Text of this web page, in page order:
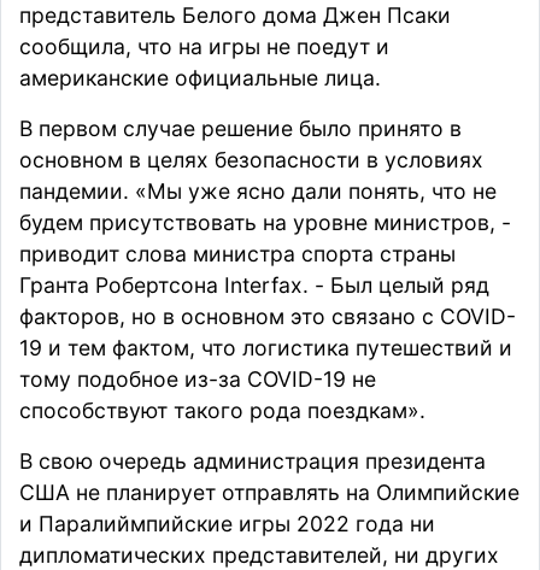
представитель Белого дома Джен Псаки
сообщила, что на игры не поедут и
американские официальные лица.
В первом случае решение было принято в
основном в целях безопасности в условиях
пандемии. «Мы уже ясно дали понять, что не
будем присутствовать на уровне министров, -
приводит слова министра спорта страны
Гранта Робертсона Interfax. - Был целый ряд
факторов, но в основном это связано с COVID-
19 и тем фактом, что логистика путешествий и
тому подобное из-за COVID-19 не
способствуют такого рода поездкам».
В свою очередь администрация президента
США не планирует отправлять на Олимпийские
и Паралиймпийские игры 2022 года ни
дипломатических представителей, ни других